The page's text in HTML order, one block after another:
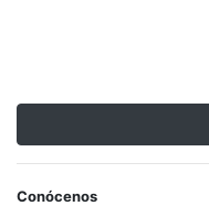
Conócenos